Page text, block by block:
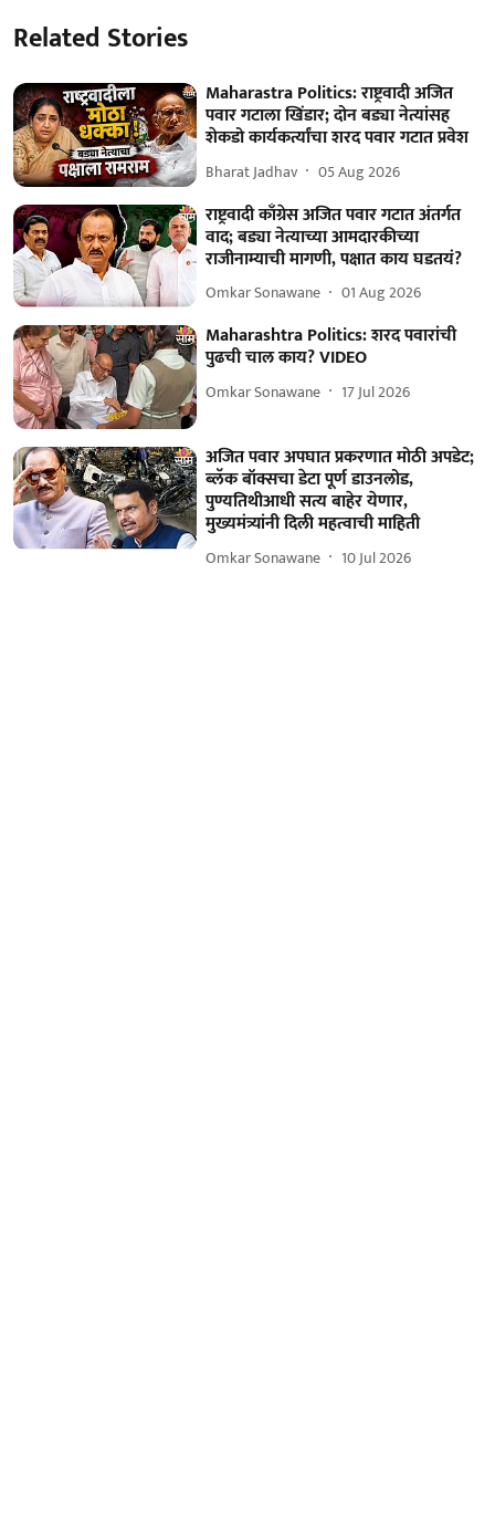
Related Stories
Maharastra Politics: राष्ट्रवादी अजित
पवार गटाला खिंडार; दोन बड्या नेत्यांसह
शेकडो कार्यकर्त्यांचा शरद पवार गटात प्रवेश
Bharat Jadhav 05 Aug 2026
राष्ट्रवादी काँग्रेस अजित पवार गटात अंतर्गत
वाद; बड्या नेत्याच्या आमदारकीच्या
राजीनाम्याची मागणी, पक्षात काय घडतयं?
Omkar Sonawane 01 Aug 2026
Maharashtra Politics: शरद पवारांची
पुढची चाल काय? VIDEO
Omkar Sonawane 17 Jul 2026
अजित पवार अपघात प्रकरणात मोठी अपडेट;
ब्लॅक बॉक्सचा डेटा पूर्ण डाउनलोड,
पुण्यतिथीआधी सत्य बाहेर येणार,
मुख्यमंत्र्यांनी दिली महत्वाची माहिती
Omkar Sonawane 10 Jul 2026